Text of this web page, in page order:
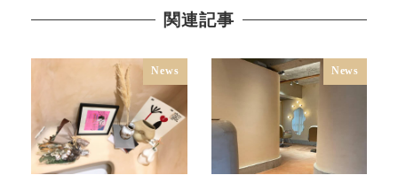
関連記事
News News